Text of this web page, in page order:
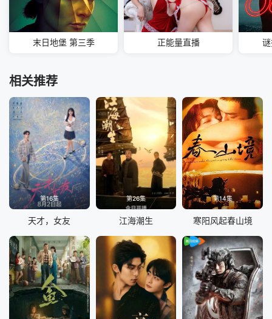
末日地堡 第三季 正能量直播
相关推荐
第16集
天才，女友
第26集
江海潮生
第14集
寒阳风起春山境